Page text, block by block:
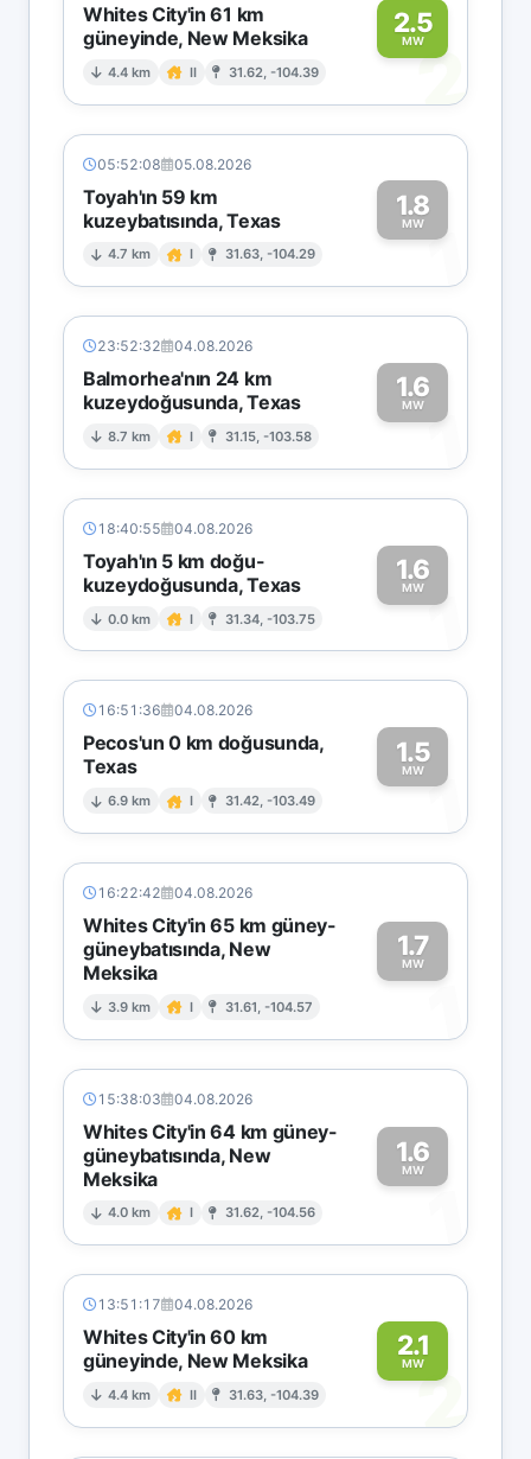
Whites City'in 61 km
güneyinde, New Meksika
4.4 km II 31.62, -104.39
2.5
MW2
05:52:08 05.08.2026
Toyah'ın 59 km
kuzeybatısında, Texas
4.7 km I 31.63, -104.29
1.8
MW1
23:52:32 04.08.2026
Balmorhea'nın 24 km
kuzeydoğusunda, Texas
8.7 km I 31.15, -103.58
1.6
MW1
18:40:55 04.08.2026
Toyah'ın 5 km doğu-
kuzeydoğusunda, Texas
0.0 km I 31.34, -103.75
1.6
MW1
16:51:36 04.08.2026
Pecos'un 0 km doğusunda,
Texas
6.9 km I 31.42, -103.49
1.5
MW1
16:22:42 04.08.2026
Whites City'in 65 km güney-
güneybatısında, New
Meksika
3.9 km I 31.61, -104.57
1.7
MW
1
15:38:03 04.08.2026
Whites City'in 64 km güney-
güneybatısında, New
Meksika
4.0 km I 31.62, -104.56
1.6
MW
1
13:51:17 04.08.2026
Whites City'in 60 km
güneyinde, New Meksika
4.4 km II 31.63, -104.39
2.1
MW
2